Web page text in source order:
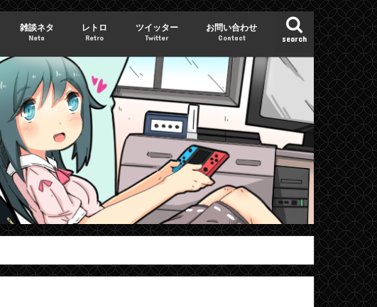
search
雑談ネタ
Neta
レトロ
Retro
ツイッター
Twitter
お問い合わせ
Contact